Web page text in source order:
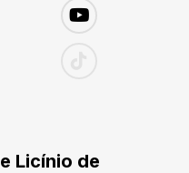
Licínio de